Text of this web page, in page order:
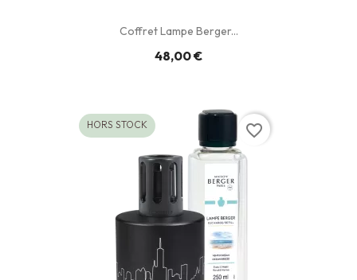
Coffret Lampe Berger...
48,00 €
HORS STOCK favorite_border